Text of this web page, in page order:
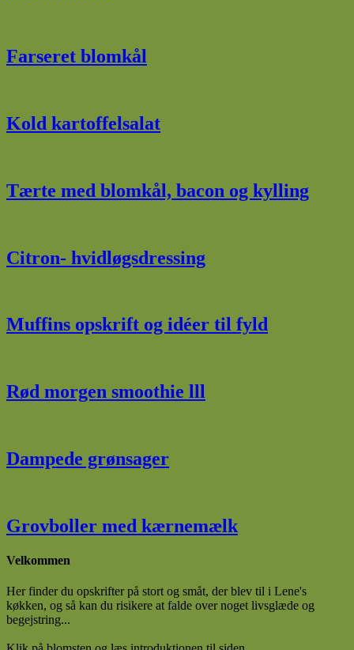
Farseret blomkål
Kold kartoffelsalat
Tærte med blomkål, bacon og kylling
Citron- hvidløgsdressing
Muffins opskrift og idéer til fyld
Rød morgen smoothie lll
Dampede grønsager
Grovboller med kærnemælk
Velkommen
Her finder du opskrifter på stort og småt, der blev til i Lene's
køkken, og så kan du risikere at falde over noget livsglæde og
begejstring...